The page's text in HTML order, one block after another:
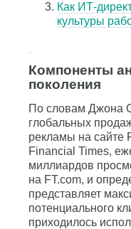
Как ИТ-
культуры
Компоненты
поколения
По словам Джона
глобальных
рекламы на сайте
Financial Times,
миллиардов
на FT.com, и
представляет
потенциального
приходилось